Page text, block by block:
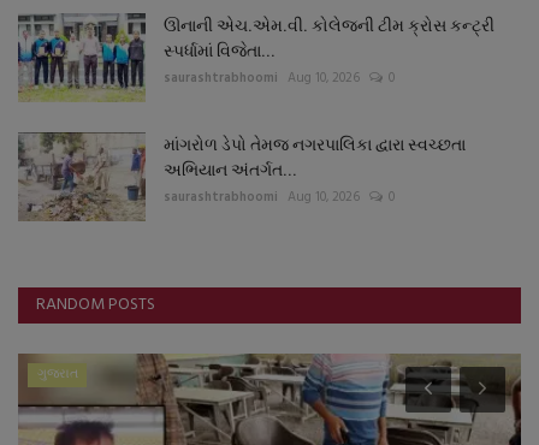
ઊનાની એચ.એમ.વી. કોલેજની ટીમ ક્રોસ કન્ટ્રી
સ્પર્ધામાં વિજેતા...
saurashtrabhoomi Aug 10, 2026 0
માંગરોળ ડેપો તેમજ નગરપાલિકા દ્વારા સ્વચ્છતા
અભિયાન અંતર્ગત...
saurashtrabhoomi Aug 10, 2026 0
RANDOM POSTS
ગુજરાત